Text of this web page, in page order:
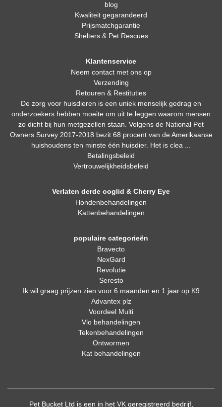
blog
Kwaliteit gegarandeerd
Prijsmatchgarantie
Shelters & Pet Rescues
Klantenservice
Neem contact met ons op
Verzending
Retouren & Restituties
De zorg voor huisdieren is een uniek menselijk gedrag en
onderzoekers hebben moeite om uit te leggen waarom mensen
zo dicht bij hun metgezellen staan. Volgens de National Pet
Owners Survey 2017-2018 bezit 68 procent van de Amerikaanse
huishoudens ten minste één huisdier. Het is clea ...
Betalingsbeleid
Vertrouwelijkheidsbeleid
Verlaten derde ooglid & Cherry Eye
Hondenbehandelingen
Kattenbehandelingen
populaire categorieën
Bravecto
NexGard
Revolutie
Seresto
Ik wil graag prijzen zien voor 6 maanden en 1 jaar op K9
Advantex plz
Voordeel Multi
Vlo behandelingen
Tekenbehandelingen
Ontwormen
Kat behandelingen
Pet Bucket Ltd is een in het VK geregistreerd bedrijf,